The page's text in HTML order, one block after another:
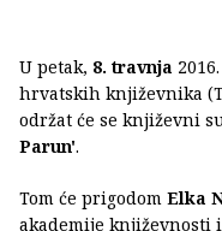
U petak, 8. travnja
hrvatskih književnika
održat će se književni
Parun'.
Tom će prigodom Elka
akademije